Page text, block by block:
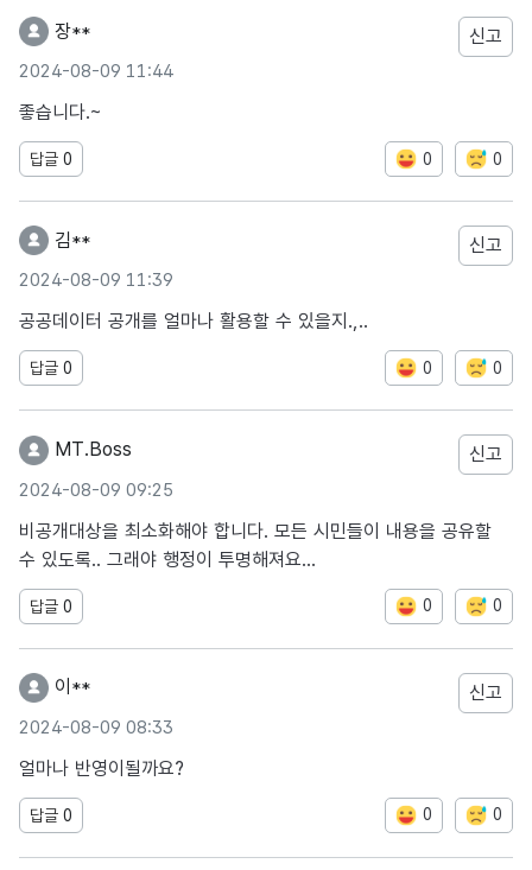
장**
2024-08-09 11:44
신고
좋습니다.~
답글 0 0 0
김**
2024-08-09 11:39
신고
공공데이터 공개를 얼마나 활용할 수 있을지.,..
답글 0 0 0
MT.Boss
2024-08-09 09:25
신고
비공개대상을 최소화해야 합니다. 모든 시민들이 내용을 공유할
수 있도록.. 그래야 행정이 투명해져요...
답글 0 0 0
이**
2024-08-09 08:33
신고
얼마나 반영이될까요?
답글 0 0 0